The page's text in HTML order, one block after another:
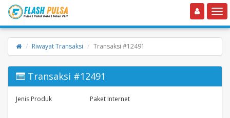
Toggle navigation
Riwayat Transaksi Transaksi #12491
Transaksi #12491
Jenis Produk Paket Internet